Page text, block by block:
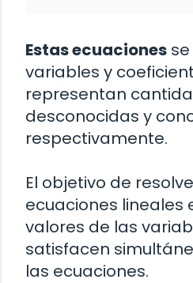
Estas ecuaciones
variables y
representan
desconocidas y
respectivamente.
El objetivo de
ecuaciones lineales
valores de las
satisfacen
las ecuaciones.